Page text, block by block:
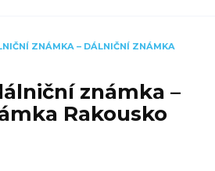
ZNÁMKA – DÁLNIČNÍ ZNÁMKA
známka –
Rakousko